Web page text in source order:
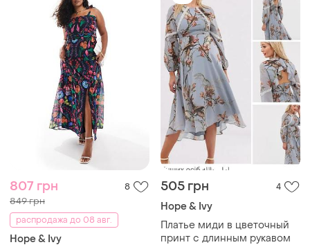
807 грн 8
849 грн
распродажа до 08 авг.
Hope & Ivy
505 грн 4
Hope & Ivy
Платье миди в цветочный
принт с длинным рукавом